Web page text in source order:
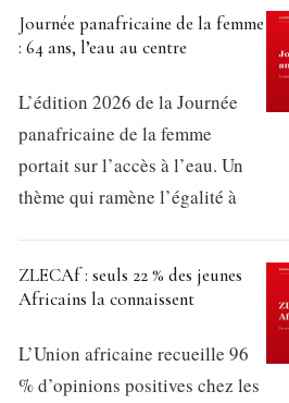
Journée panafricaine de la femme
: 64 ans, l’eau au centre
L’édition 2026 de la Journée
panafricaine de la femme
portait sur l’accès à l’eau. Un
thème qui ramène l’égalité à
ZLECAf : seuls 22 % des jeunes
Africains la connaissent
L’Union africaine recueille 96
% d’opinions positives chez les